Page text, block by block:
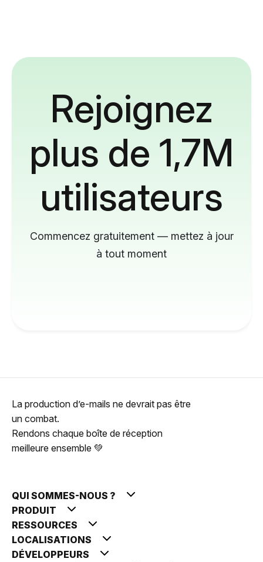
Rejoignez
plus de 1,7M
utilisateurs
Commencez gratuitement — mettez à jour
à tout moment
La production d’e-mails ne devrait pas être
un combat.
Rendons chaque boîte de réception
meilleure ensemble 💚
QUI SOMMES-NOUS ?
PRODUIT
RESSOURCES
LOCALISATIONS
DÉVELOPPEURS